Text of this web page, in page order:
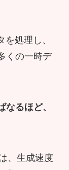
処理し、
くの一時デ
るほど、
、生成速度